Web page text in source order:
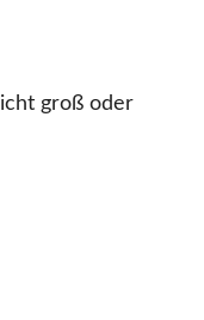
groß oder